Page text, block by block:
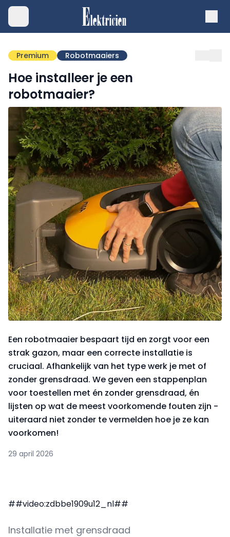
Premium Robotmaaiers
Hoe installeer je een
robotmaaier?
Een robotmaaier bespaart tijd en zorgt voor een
strak gazon, maar een correcte installatie is
cruciaal. Afhankelijk van het type werk je met of
zonder grensdraad. We geven een stappenplan
voor toestellen met én zonder grensdraad, én
lijsten op wat de meest voorkomende fouten zijn -
uiteraard niet zonder te vermelden hoe je ze kan
voorkomen!
29 april 2026
##video:zdbbe1909u12_nl##
Installatie met grensdraad